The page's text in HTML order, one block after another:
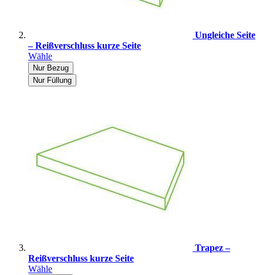
Ungleiche Seite
– Reißverschluss kurze Seite
Wähle
Nur Bezug
Nur Füllung
Trapez –
Reißverschluss kurze Seite
Wähle